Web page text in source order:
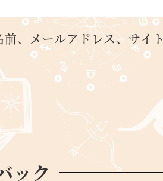
、メールアドレス、サイト
ック